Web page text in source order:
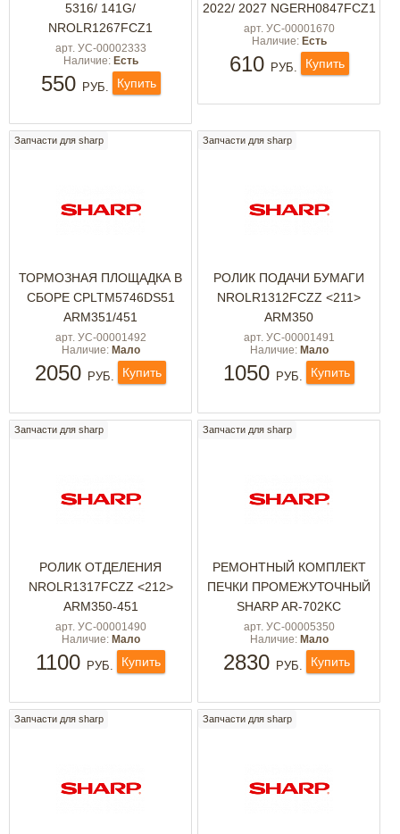
5316/ 141G/
NROLR1267FCZ1
арт. УС-00002333
Наличие: Есть
550 РУБ. Купить
2022/ 2027 NGERH0847FCZ1
арт. УС-00001670
Наличие: Есть
610 РУБ. Купить
Запчасти для sharp
ТОРМОЗНАЯ ПЛОЩАДКА В
СБОРЕ CPLTM5746DS51
ARM351/451
арт. УС-00001492
Наличие: Мало
2050 РУБ. Купить
Запчасти для sharp
РОЛИК ПОДАЧИ БУМАГИ
NROLR1312FCZZ <211>
ARM350
арт. УС-00001491
Наличие: Мало
1050 РУБ. Купить
Запчасти для sharp
РОЛИК ОТДЕЛЕНИЯ
NROLR1317FCZZ <212>
ARM350-451
арт. УС-00001490
Наличие: Мало
1100 РУБ. Купить
Запчасти для sharp
РЕМОНТНЫЙ КОМПЛЕКТ
ПЕЧКИ ПРОМЕЖУТОЧНЫЙ
SHARP AR-702KC
арт. УС-00005350
Наличие: Мало
2830 РУБ. Купить
Запчасти для sharp Запчасти для sharp